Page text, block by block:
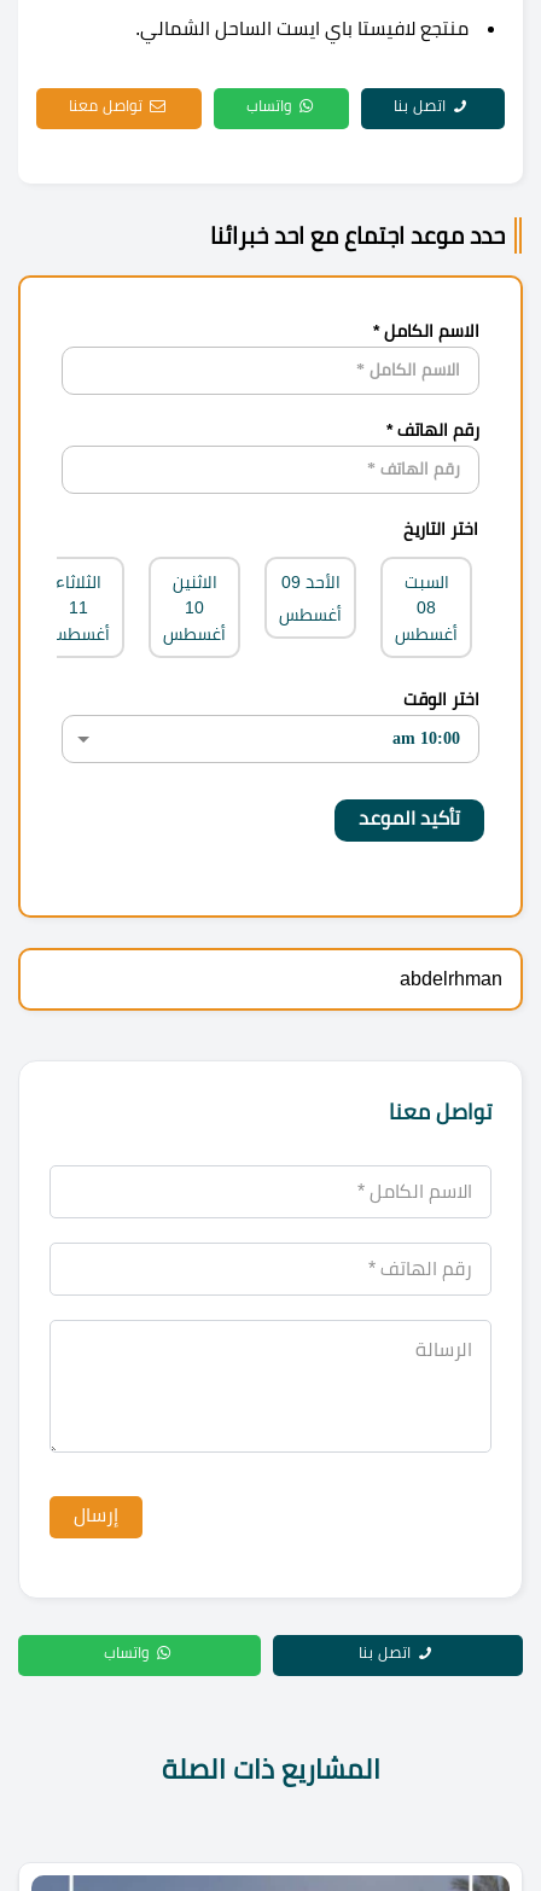
منتجع لافيستا باي ايست الساحل الشمالي.
اتصل بنا واتساب تواصل معنا
حدد موعد اجتماع مع احد خبرائنا
الاسم الكامل *
رقم الهاتف *
اختر التاريخ
السبت
08
أغسطس
الأحد 09
أغسطس
الاثنين
10
أغسطس
الثلاثاء
11
أغسطس
اختر الوقت
abdelrhman
تواصل معنا
اتصل بنا واتساب
المشاريع ذات الصلة